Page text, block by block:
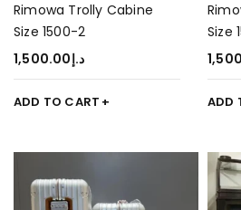
Rimowa Trolly Cabine
Size 1500-2
د.إ1,500.00
ADD TO CART
Size
ADD